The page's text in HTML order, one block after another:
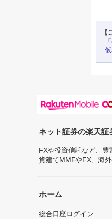
【
ネット証券の楽天証
FXや投資信託など、
貨建てMMFやFX、海
ホーム
総合口座ログイン